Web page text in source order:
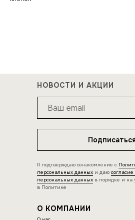
Подписаться
Я подтверждаю ознакомление с
персональных данных и даю согласие
персональных данных в порядке и на
в Политике
НОВОСТИ И АКЦИИ
О КОМПАНИИ